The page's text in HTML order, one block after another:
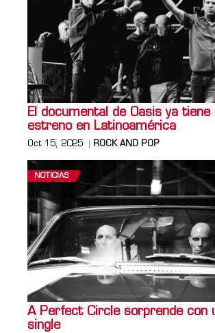
El documental de Oasis ya tiene
estreno en Latinoamérica
Oct 15, 2025 ROCK AND POP
NOTICIAS
A Perfect Circle sorprende con
single